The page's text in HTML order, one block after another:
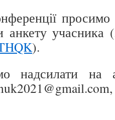
учасника
).
надсилати на